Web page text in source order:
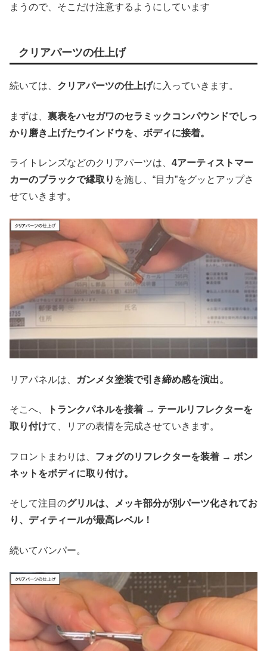
まうので、そこだけ注意するようにしています
クリアパーツの仕上げ
続いては、 クリアパーツの仕上げに入っていきます。
まずは、 裏表をハセガワのセラミックコンパウンドでしっ
かり磨き上げたウインドウを、ボディに接着。
ライトレンズなどのクリアパーツは、 4アーティストマー
カーのブラックで縁取り を施し、“目力”をグッとアップさ
せていきます。
リアパネルは、 ガンメタ塗装で引き締め感を演出。
そこへ、
トランクパネルを接着 → テールリフレクターを
取り付けて、リアの表情を完成させていきます。
フロントまわりは、 フォグのリフレクターを装着 → ボン
ネットをボディに取り付け。
そして注目のグリルは、メッキ部分が別パーツ化されてお
り、ディティールが最高レベル！
続いてバンパー。